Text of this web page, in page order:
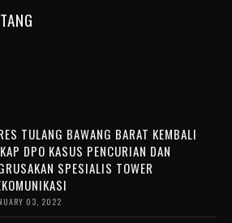
TULANG BAWANG BARAT KEMBALI
DPO KASUS PENCURIAN DAN
SPESIALIS TOWER
03, 2022